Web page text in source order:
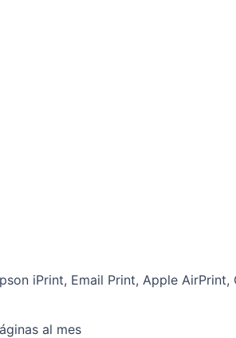
iPrint, Email Print, Apple
al mes